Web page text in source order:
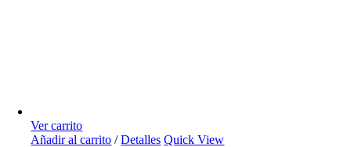
Ver carrito
Añadir al carrito / Detalles Quick View